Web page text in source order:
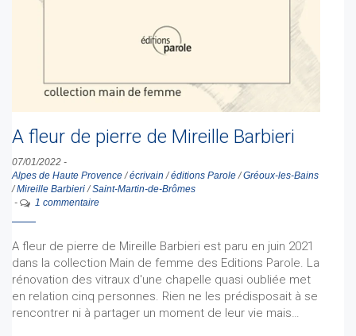
A fleur de pierre de Mireille Barbieri
07/01/2022 -
Alpes de Haute Provence /écrivain /éditions Parole /Gréoux-les-Bains
/Mireille Barbieri /Saint-Martin-de-Brômes
-
1 commentaire
A fleur de pierre de Mireille Barbieri est paru en juin 2021
dans la collection Main de femme des Editions Parole. La
rénovation des vitraux d'une chapelle quasi oubliée met
en relation cinq personnes. Rien ne les prédisposait à se
rencontrer ni à partager un moment de leur vie mais…